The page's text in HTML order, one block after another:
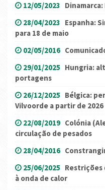
12/05/2023
28/04/2023 Espanha:
para 18 de maio
02/05/2016
29/01/2025 Hungria:
portagens
26/12/2025 Bélgica:
Vilvoorde a partir de 2026
22/08/2019 Colónia
circulação de pesados
28/04/2016
25/06/2025 Restrições
à onda de calor